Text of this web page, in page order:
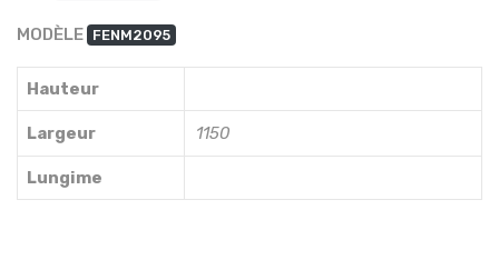
MODÈLE FENM2095
Hauteur
Largeur 1150
Lungime